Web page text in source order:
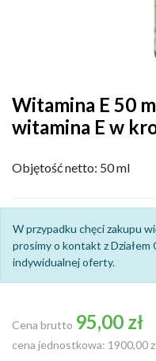
Witamina E 50
witamina E w
Objętość netto: 50 ml
W przypadku chęci zakupu
prosimy o kontakt z
indywidualnej oferty.
Cena brutto 95,00 zł
cena jednostkowa: 1900,00